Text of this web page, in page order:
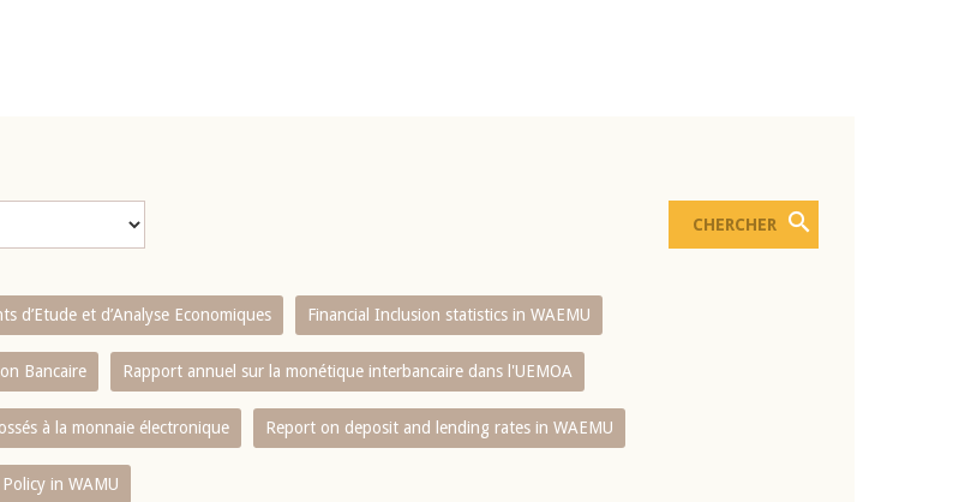
d’Etude et d’Analyse Economiques Financial Inclusion statistics in WAEMU
Bancaire Rapport annuel sur la monétique interbancaire dans l'UEMOA
à la monnaie électronique Report on deposit and lending rates in WAEMU
in WAMU